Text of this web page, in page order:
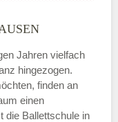
Jahren vielfach
hingezogen.
finden an
einen
die Ballettschule in